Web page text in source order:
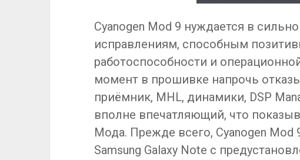
Cyanogen Mod 9 нуждается в
исправлениям, способным
работоспособности и
момент в прошивке напрочь
приёмник, MHL, динамики, DSP
вполне впечатляющий, что
Мода. Прежде всего, Cyanogen Mod
Samsung Galaxy Note с